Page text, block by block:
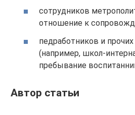
сотрудников
отношение к
педработников и
(например, школ-
пребывание
Автор статьи